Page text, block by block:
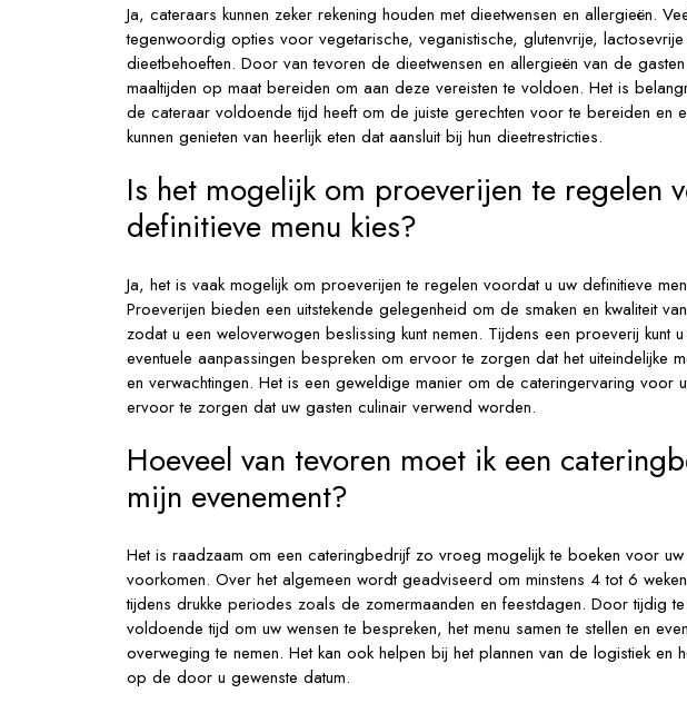
Ja, cateraars kunnen zeker rekening houden met dieetwensen en allergieën.
tegenwoordig opties voor vegetarische, veganistische, glutenvrije,
dieetbehoeften. Door van tevoren de dieetwensen en allergieën van de
maaltijden op maat bereiden om aan deze vereisten te voldoen. Het is
de cateraar voldoende tijd heeft om de juiste gerechten voor te bereiden en
kunnen genieten van heerlijk eten dat aansluit bij hun dieetrestricties.
Is het mogelijk om proeverijen te regelen
definitieve menu kies?
Ja, het is vaak mogelijk om proeverijen te regelen voordat u uw definitieve
Proeverijen bieden een uitstekende gelegenheid om de smaken en kwaliteit
zodat u een weloverwogen beslissing kunt nemen. Tijdens een proeverij kunt
eventuele aanpassingen bespreken om ervoor te zorgen dat het uiteindelijke
en verwachtingen. Het is een geweldige manier om de cateringervaring voor
ervoor te zorgen dat uw gasten culinair verwend worden.
Hoeveel van tevoren moet ik een
mijn evenement?
Het is raadzaam om een cateringbedrijf zo vroeg mogelijk te boeken voor uw
voorkomen. Over het algemeen wordt geadviseerd om minstens 4 tot 6
tijdens drukke periodes zoals de zomermaanden en feestdagen. Door tijdig
voldoende tijd om uw wensen te bespreken, het menu samen te stellen en
overweging te nemen. Het kan ook helpen bij het plannen van de logistiek en
op de door u gewenste datum.